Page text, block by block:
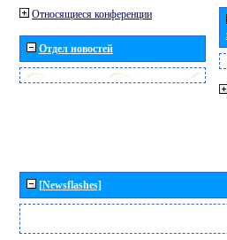
Относящиеся конференции
Отдел новостей
[Newsflashes]